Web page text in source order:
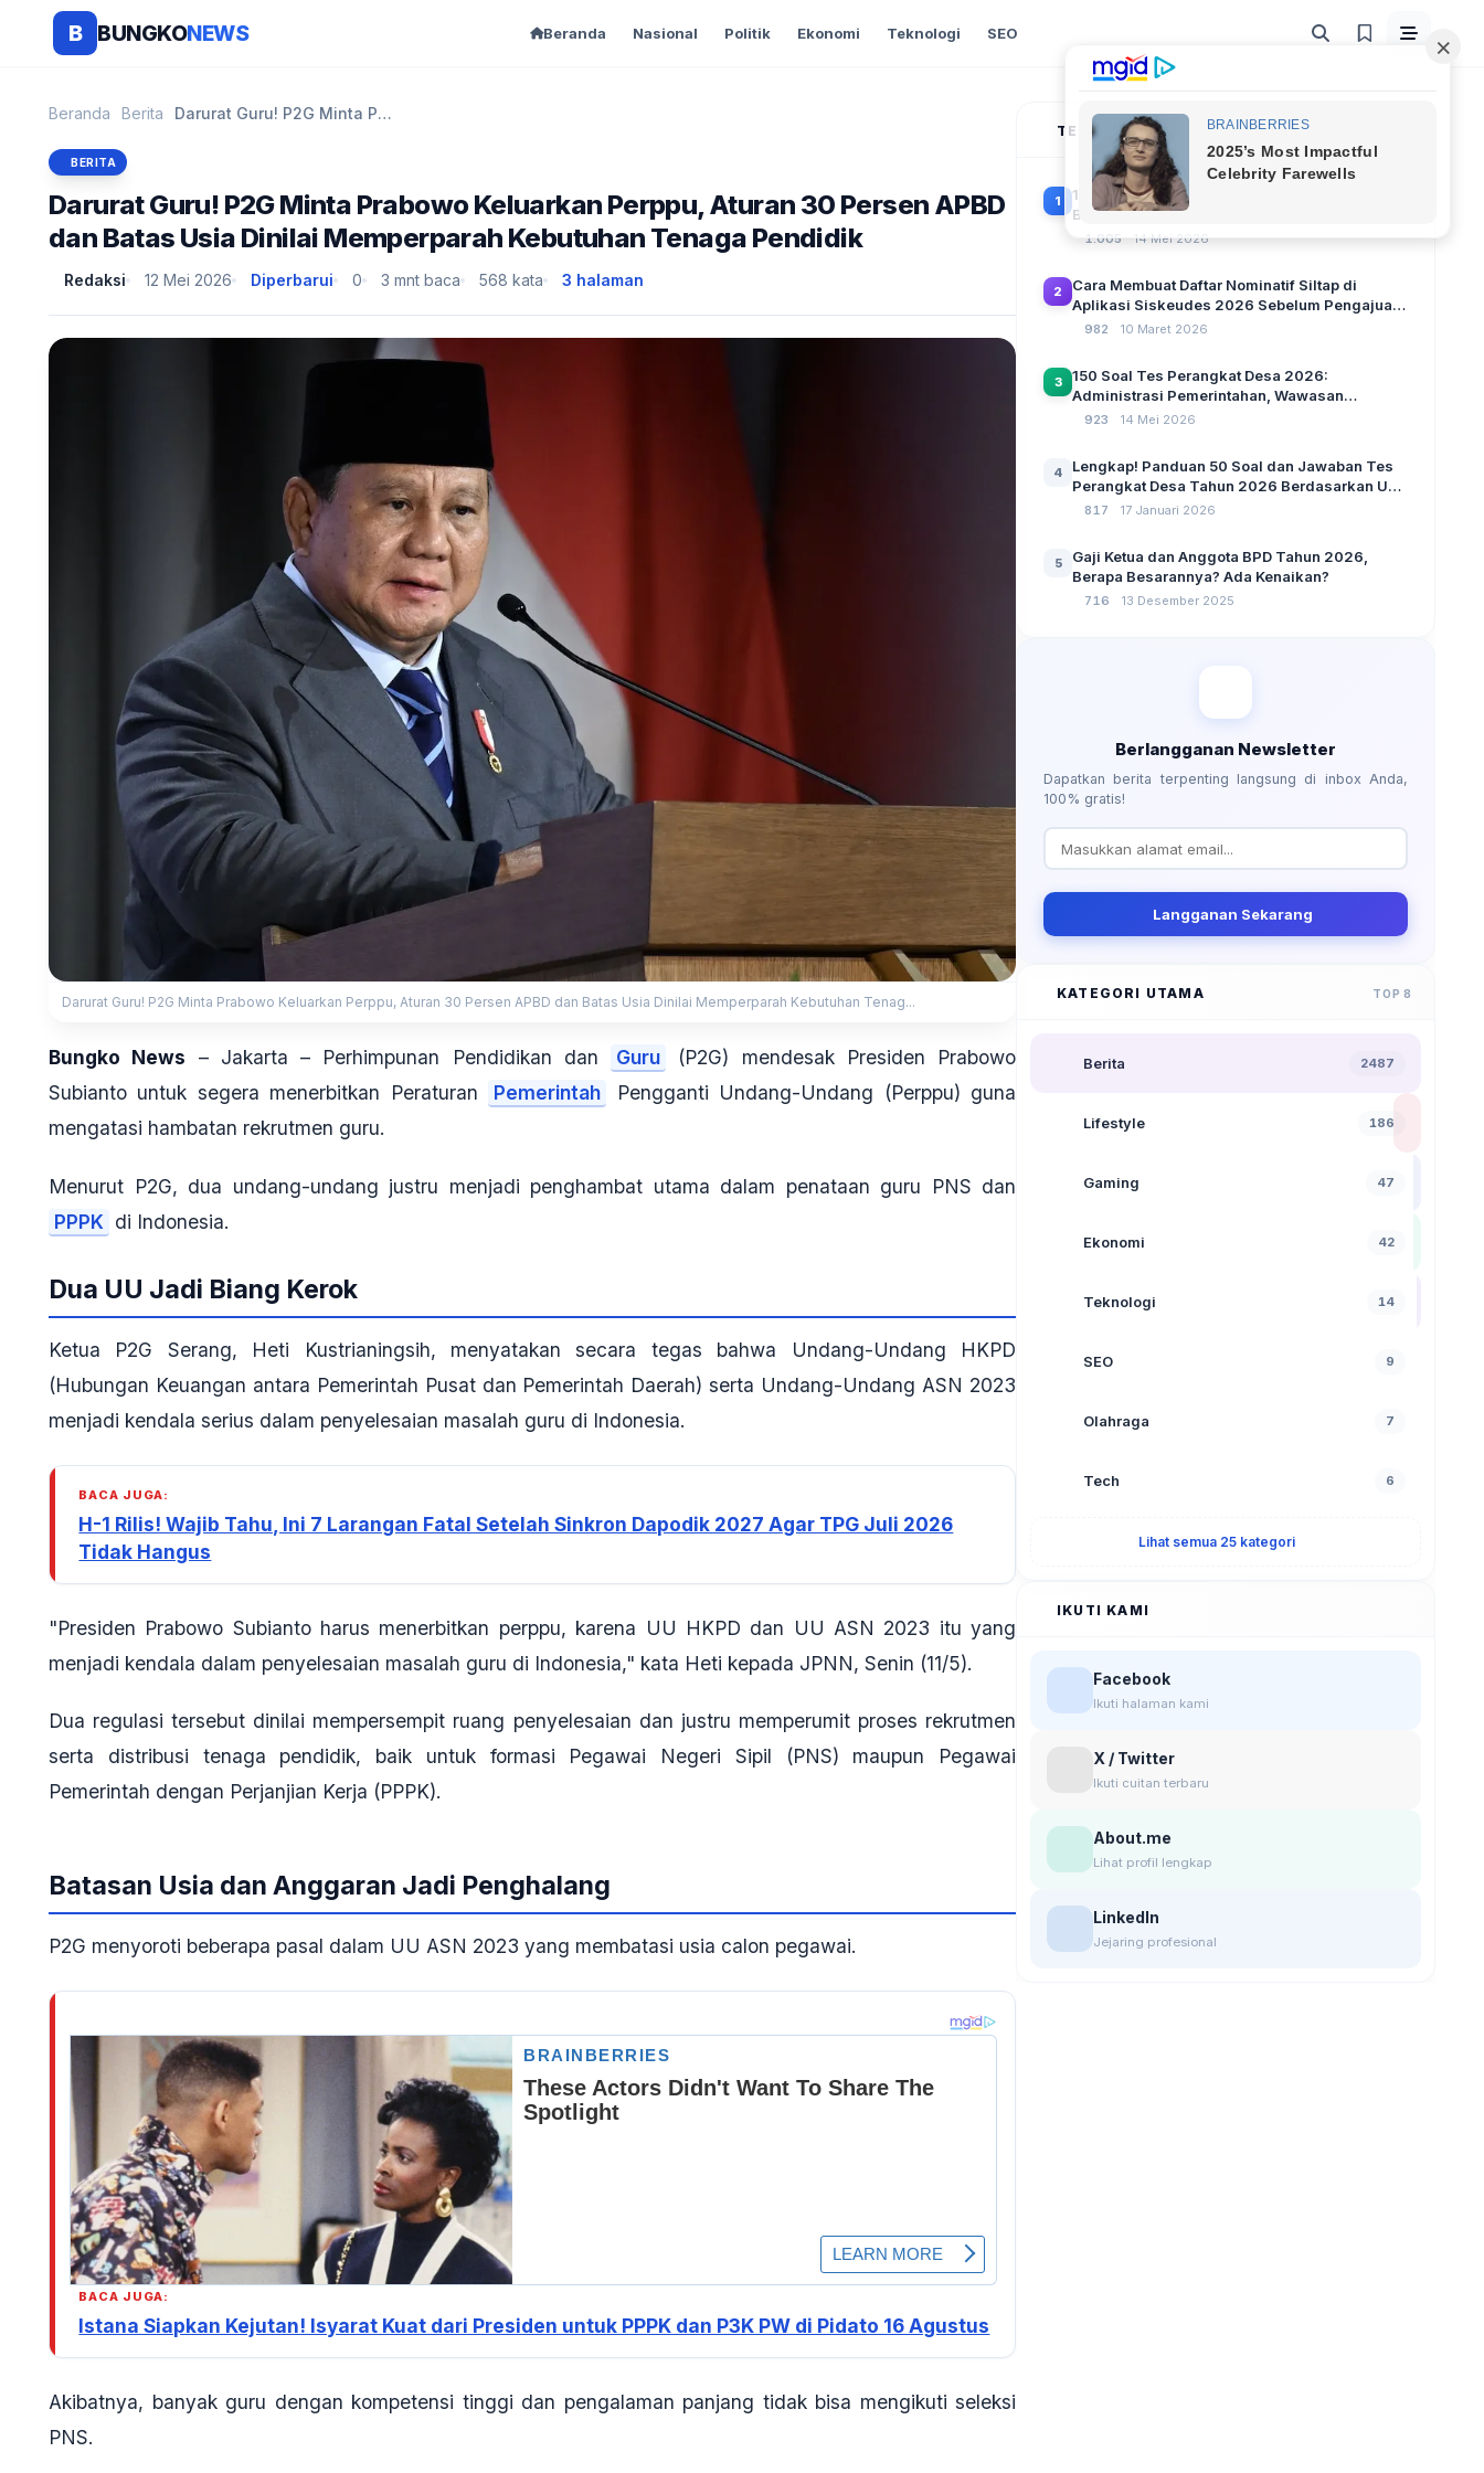
B BUNGKONEWS Beranda Nasional Politik Ekonomi Teknologi SEO
Beranda Berita Darurat Guru! P2G Minta Prabowo Keluarkan Perppu, ...
BERITA
Darurat Guru! P2G Minta Prabowo Keluarkan Perppu, Aturan 30 Persen APBD
dan Batas Usia Dinilai Memperparah Kebutuhan Tenaga Pendidik
Redaksi 12 Mei 2026 Diperbarui 0 3 mnt baca 568 kata 3 halaman
Darurat Guru! P2G Minta Prabowo Keluarkan Perppu, Aturan 30 Persen APBD dan Batas Usia Dinilai Memperparah Kebutuhan Tenag...
Bungko News – Jakarta – Perhimpunan Pendidikan dan Guru
(P2G) mendesak Presiden Prabowo
Subianto untuk segera menerbitkan Peraturan
Pemerintah
Pengganti Undang-Undang (Perppu) guna
mengatasi hambatan rekrutmen guru.
Menurut P2G, dua undang-undang justru menjadi penghambat utama dalam penataan guru PNS dan
PPPK di Indonesia.
Dua UU Jadi Biang Kerok
Ketua P2G Serang, Heti Kustrianingsih, menyatakan secara tegas bahwa Undang-Undang HKPD
(Hubungan Keuangan antara Pemerintah Pusat dan Pemerintah Daerah) serta Undang-Undang ASN 2023
menjadi kendala serius dalam penyelesaian masalah guru di Indonesia.
BACA JUGA:
H-1 Rilis! Wajib Tahu, Ini 7 Larangan Fatal Setelah Sinkron Dapodik 2027 Agar TPG Juli 2026
Tidak Hangus
"Presiden Prabowo Subianto harus menerbitkan perppu, karena UU HKPD dan UU ASN 2023 itu yang
menjadi kendala dalam penyelesaian masalah guru di Indonesia," kata Heti kepada JPNN, Senin (11/5).
Dua regulasi tersebut dinilai mempersempit ruang penyelesaian dan justru memperumit proses rekrutmen
serta distribusi tenaga pendidik, baik untuk formasi Pegawai Negeri Sipil (PNS) maupun Pegawai
Pemerintah dengan Perjanjian Kerja (PPPK).
Batasan Usia dan Anggaran Jadi Penghalang
P2G menyoroti beberapa pasal dalam UU ASN 2023 yang membatasi usia calon pegawai.
BACA JUGA:
Istana Siapkan Kejutan! Isyarat Kuat dari Presiden untuk PPPK dan P3K PW di Pidato 16 Agustus
Akibatnya, banyak guru dengan kompetensi tinggi dan pengalaman panjang tidak bisa mengikuti seleksi
PNS.
TERPOPULER
1
100 Soal Tes Perangkat Desa Terbaru 2026
Beserta Kunci Jawaban: Latihan CAT Berbasis
1.005 14 Mei 2026
2
Cara Membuat Daftar Nominatif Siltap di
Aplikasi Siskeudes 2026 Sebelum Pengajuan
SPP Pencairan Dana Desa
982 10 Maret 2026
3
150 Soal Tes Perangkat Desa 2026:
Administrasi Pemerintahan, Wawasan
Kebangsaan, dan Komputer Beserta Jawaban
923 14 Mei 2026
4
Lengkap! Panduan 50 Soal dan Jawaban Tes
Perangkat Desa Tahun 2026 Berdasarkan UU
No 3 Tahun 2024
817 17 Januari 2026
5
Gaji Ketua dan Anggota BPD Tahun 2026,
Berapa Besarannya? Ada Kenaikan?
716 13 Desember 2025
Berlangganan Newsletter
Dapatkan berita terpenting langsung di inbox Anda,
100% gratis!
Langganan Sekarang
KATEGORI UTAMA TOP 8
Berita 2487
Lifestyle 186
Gaming 47
Ekonomi 42
Teknologi 14
SEO 9
Olahraga 7
Tech 6
Lihat semua 25 kategori
IKUTI KAMI
Facebook
Ikuti halaman kami
X / Twitter
Ikuti cuitan terbaru
About.me
Lihat profil lengkap
LinkedIn
Jejaring profesional